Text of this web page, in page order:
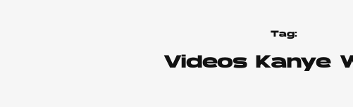
Tag:
Videos Kanye